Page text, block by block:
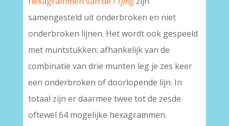
samengesteld uit onderbroken en niet
onderbroken lijnen. Het wordt ook gespeeld
met muntstukken: afhankelijk van de
combinatie van drie munten leg je zes keer
een onderbroken of doorlopende lijn. In
totaal zijn er daarmee twee tot de zesde
oftewel 64 mogelijke hexagrammen.